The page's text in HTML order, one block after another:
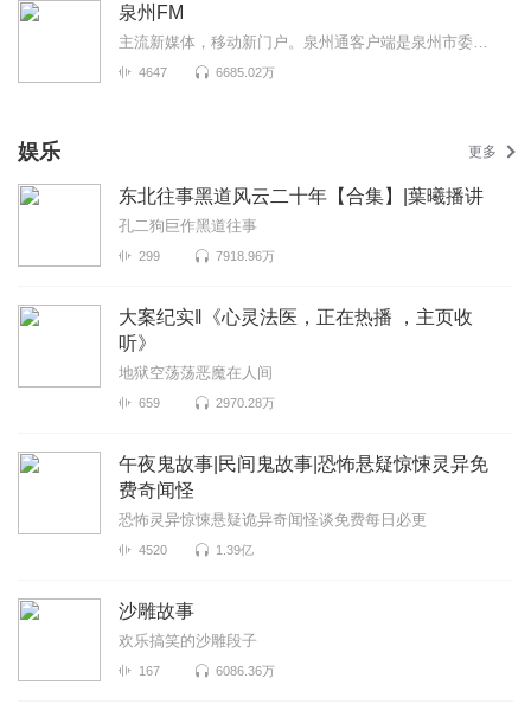
泉州FM
主流新媒体，移动新门户。泉州通客户端是泉州市委市政府重点扶持、泉州晚报社全力打造的泉州智慧城市移...
4647 6685.02万
娱乐 更多
东北往事黑道风云二十年【合集】|葉曦播讲
孔二狗巨作黑道往事
299 7918.96万
大案纪实‖《心灵法医，正在热播 ，主页收
听》
地狱空荡荡恶魔在人间
659 2970.28万
午夜鬼故事|民间鬼故事|恐怖悬疑惊悚灵异免
费奇闻怪
恐怖灵异惊悚悬疑诡异奇闻怪谈免费每日必更
4520 1.39亿
沙雕故事
欢乐搞笑的沙雕段子
167 6086.36万